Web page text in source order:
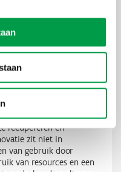
want circulariteit kan
en energieverlies
recupereren en
zit niet in
van gebruik door
van resources en een